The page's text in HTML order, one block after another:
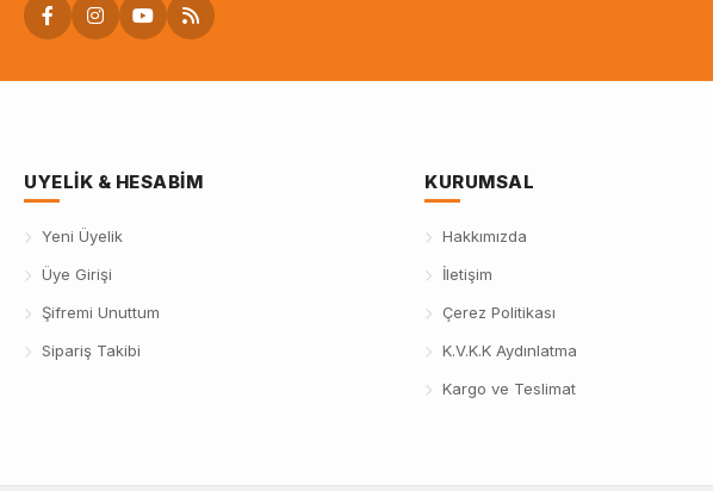
UYELIK & HESABIM
Yeni Üyelik
Üye Girişi
Şifremi Unuttum
Sipariş Takibi
KURUMSAL
Hakkımızda
İletişim
Çerez Politikası
K.V.K.K Aydınlatma
Kargo ve Teslimat